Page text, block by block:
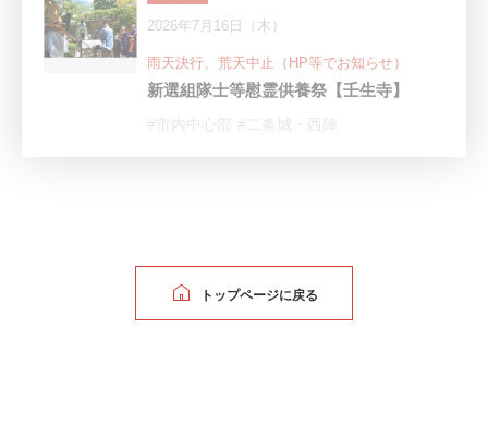
2026年7月16日（木）
雨天決行、荒天中止（HP等でお知らせ）
新選組隊士等慰霊供養祭【壬生寺】
#市内中心部 #二条城・西陣
トップページに戻る